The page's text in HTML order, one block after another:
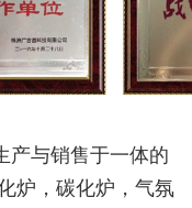
产与销售于一体的
炉，碳化炉，气氛